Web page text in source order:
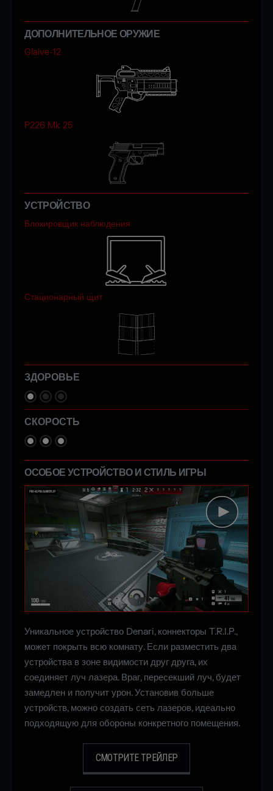
ДОПОЛНИТЕЛЬНОЕ ОРУЖИЕ
Glaive-12
P226 Mk 25
УСТРОЙСТВО
Блокировщик наблюдения
Стационарный щит
ЗДОРОВЬЕ
СКОРОСТЬ
ОСОБОЕ УСТРОЙСТВО И СТИЛЬ ИГРЫ
Уникальное устройство Denari, коннекторы T.R.I.P.,
может покрыть всю комнату. Если разместить два
устройства в зоне видимости друг друга, их
соединяет луч лазера. Враг, пересекший луч, будет
замедлен и получит урон. Установив больше
устройств, можно создать сеть лазеров, идеально
подходящую для обороны конкретного помещения.
СМОТРИТЕ ТРЕЙЛЕР